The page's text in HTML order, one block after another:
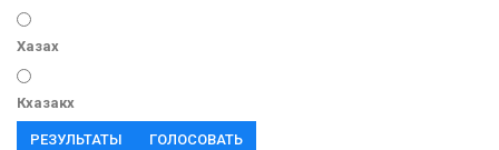
Хазах
Кхазакх
РЕЗУЛЬТАТЫ ГОЛОСОВАТЬ